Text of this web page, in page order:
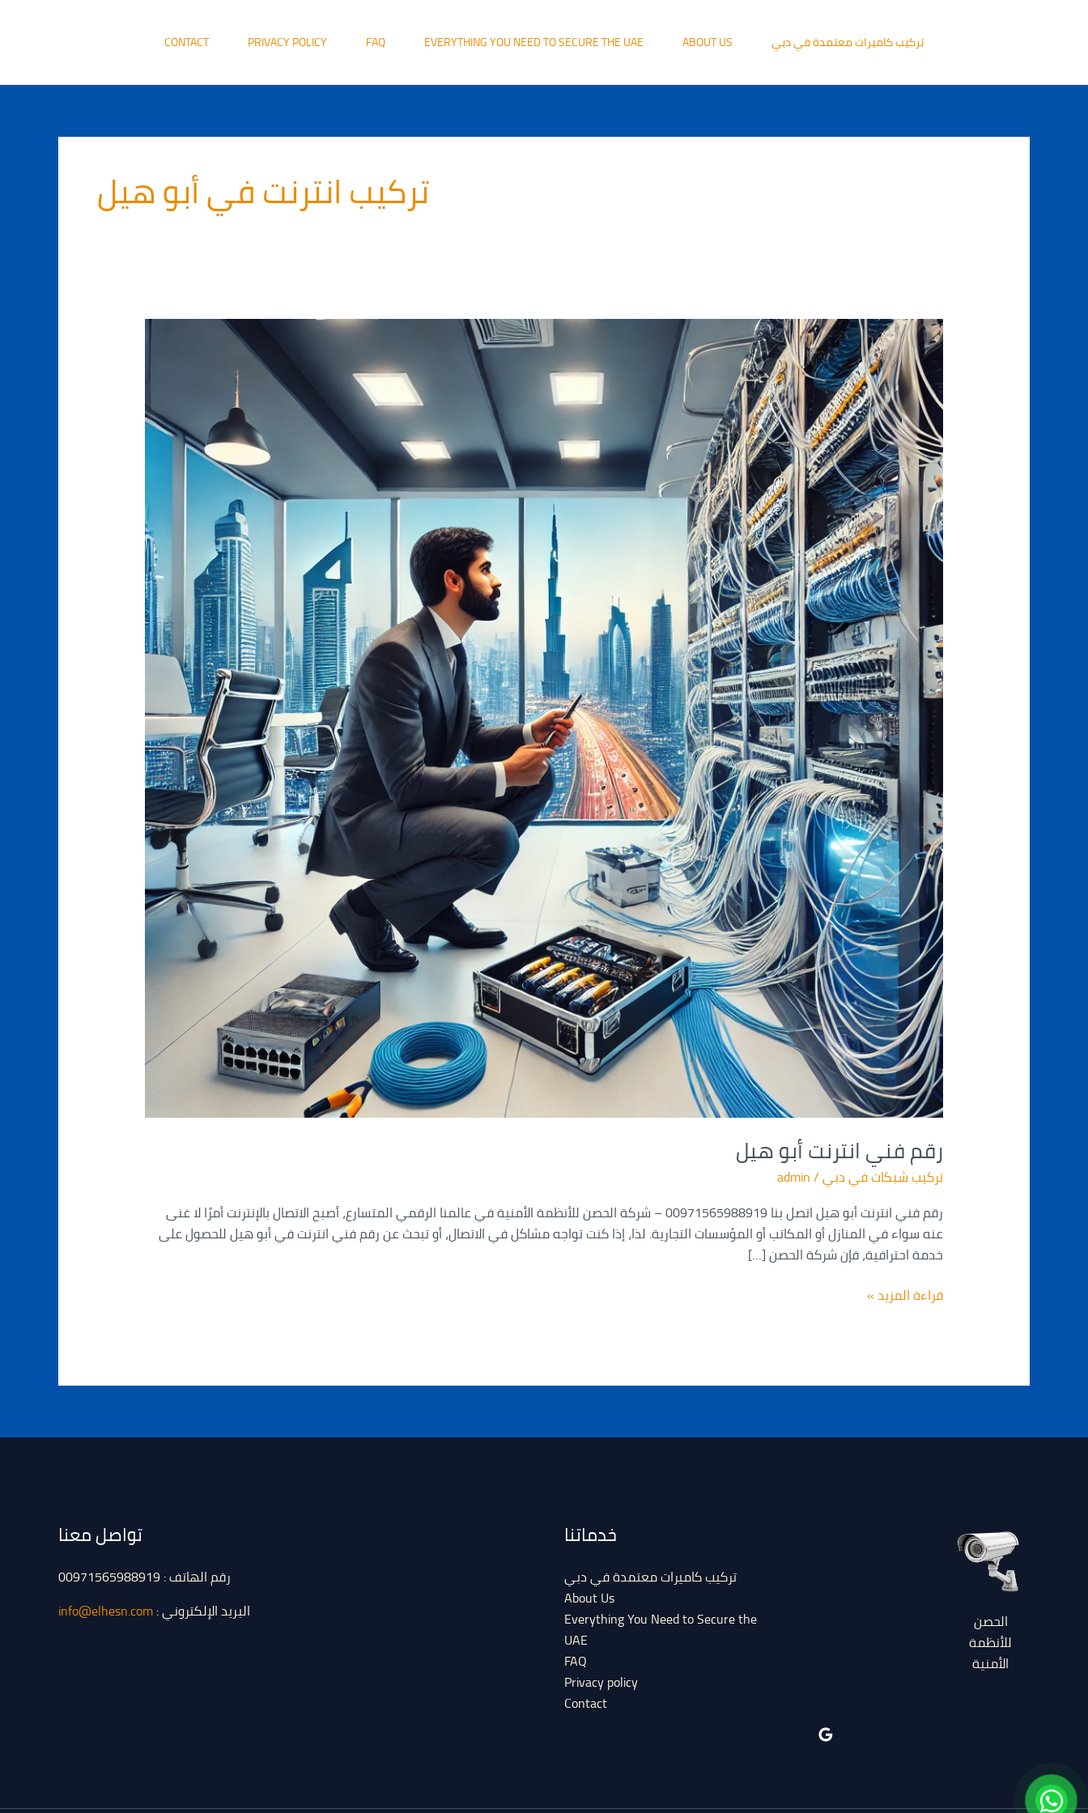
تركيب كاميرات معتمدة في دبي ABOUT US
EVERYTHING YOU NEED TO SECURE THE UAE
FAQ
PRIVACY POLICY
CONTACT
تركيب انترنت في أبو هيل
رقم فني انترنت أبو هيل
تركيب شبكات في دبي/
admin
رقم فني انترنت أبو هيل اتصل بنا 00971565988919 – شركة الحصن للأنظمة الأمنية في عالمنا الرقمي المتسارع، أصبح الاتصال بالإنترنت أمرًا لا غنى
عنه سواء في المنازل أو المكاتب أو المؤسسات التجارية. لذا، إذا كنت تواجه مشاكل في الاتصال، أو تبحث عن رقم فني انترنت في أبو هيل للحصول على
خدمة احترافية، فإن شركة الحصن […]
رقم
فني
انترنت
أبو
هيل
قراءة المزيد »
الحصن
للأنظمة
الأمنية
خدماتنا
تركيب كاميرات معتمدة في دبي
About Us
Everything You Need to Secure the
UAE
FAQ
Privacy policy
Contact
تواصل معنا
رقم الهاتف : 00971565988919
البريد الإلكتروني :info@elhesn.com